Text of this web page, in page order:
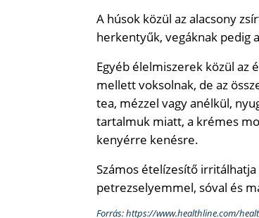
A húsok közül az alacsony
herkentyűk, vegáknak pedig
Egyéb élelmiszerek közül az
mellett voksolnak, de az
tea, mézzel vagy anélkül,
tartalmuk miatt, a krémes
kenyérre kenésre.
Számos ételízesítő
petrezselyemmel, sóval és
Forrás: https://www.healthline.com/